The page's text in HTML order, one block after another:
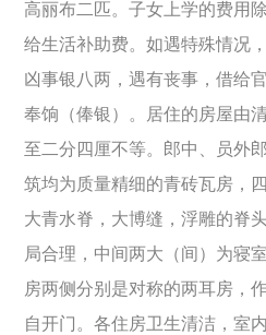
高丽布二匹。子女上学的费用
给生活补助费。如遇特殊情况
凶事银八两，遇有丧事，借给
奉饷（俸银）。居住的房屋由
至二分四厘不等。郎中、员外
筑均为质量精细的青砖瓦房，
大青水脊，大博缝，浮雕的脊
局合理，中间两大（间）为寝
房两侧分别是对称的两耳房，
自开门。各住房卫生清洁，室